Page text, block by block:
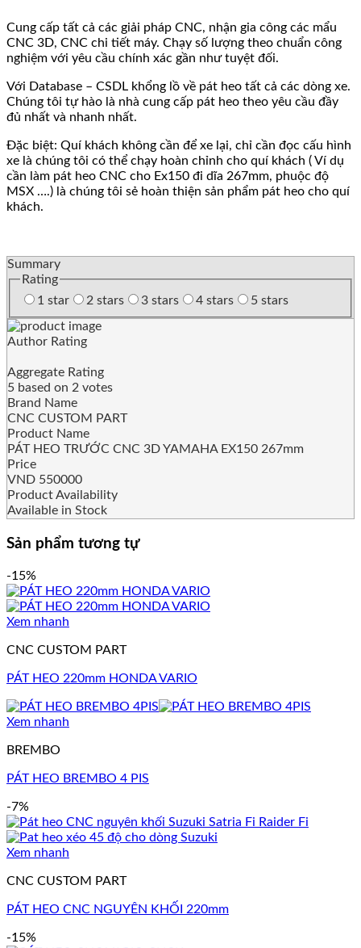
Cung cấp tất cả các giải pháp CNC, nhận gia công các mẩu
CNC 3D, CNC chi tiết máy. Chạy số lượng theo chuẩn công
nghiệm với yêu cầu chính xác gần như tuyệt đối.
Với Database – CSDL khổng lồ về pát heo tất cả các dòng xe.
Chúng tôi tự hào là nhà cung cấp pát heo theo yêu cầu đầy
đủ nhất và nhanh nhất.
Đặc biệt: Quí khách không cần để xe lại, chỉ cần đọc cấu hình
xe là chúng tôi có thể chạy hoàn chỉnh cho quí khách ( Ví dụ
cần làm pát heo CNC cho Ex150 đi dĩa 267mm, phuộc độ
MSX ….) là chúng tôi sẻ hoàn thiện sản phẩm pát heo cho quí
khách.
Summary
Rating
1 star
2 stars 3 stars 4 stars 5 stars
Author Rating
Aggregate Rating
5 based on 2 votes
Brand Name
CNC CUSTOM PART
Product Name
PÁT HEO TRƯỚC CNC 3D YAMAHA EX150 267mm
Price
VND 550000
Product Availability
Available in Stock
Sản phẩm tương tự
-15%
Xem nhanh
CNC CUSTOM PART
PÁT HEO 220mm HONDA VARIO
Xem nhanh
BREMBO
PÁT HEO BREMBO 4 PIS
-7%
Xem nhanh
CNC CUSTOM PART
PÁT HEO CNC NGUYÊN KHỐI 220mm
-15%